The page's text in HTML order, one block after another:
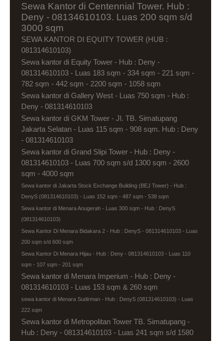
Sewa Kantor di Centennial Tower. Hub :
Deny - 08134610103. Luas 200 sqm s/d
3000 sqm
SEWA KANTOR DI EQUITY TOWER (HUB :
081314610103)
Sewa kantor di Equity Tower - Hub : Deny -
081314610103 - Luas 183 sqm - 334 sqm - 221 sqm -
782 sqm - 442 sqm - 2200 sqm - 1058 sqm
Sewa kantor di Gallery West - Luas 750 sqm - Hub :
Deny - 081314610103
Sewa kantor di GKM Tower - Jl. TB. Simatupang
Jakarta Selatan - Luas 115 sqm - 908 sqm. Hub : Deny
- 081314610103
Sewa kantor di Grand Slipi Tower - Hub : Deny -
081314610103 - Luas 700 sqm s/d 1300 sqm - 2600
sqm - 4000 sqm
Sewa kantor di Jakarta Stock Exchange Building (BEJ Tower) - Hub :
DenyS (081314610103) - Luas 152 sqm - 487 sqm - 538 sqm
Sewa kantor di Menara Anugerah - Luas 300 sqm - Hub : DenyS
(081314610103)
Sewa Kantor Di Menara Bidakara 2 - Hub : DenyS - 081314610103 - Luas
200 sqm s/d 600 sqm
Sewa Kantor Di Menara Hijau - Hub : Deny - 081314610103 - Luas 110
sqm - 107 sqm - 201 sqm
Sewa kantor di Menara Imperium - Hub : Deny -
081314610103 - Luas 153 sqm & 260 sqm
sewa kantor di Menara Sudirman - Hub : DenyS (081314610103) - Luas
222 sqm
Sewa kantor di Metropolitan Tower TB. Simatupang -
Hub : Deny - 081314610103 - Luas 241 sqm s/d 1580